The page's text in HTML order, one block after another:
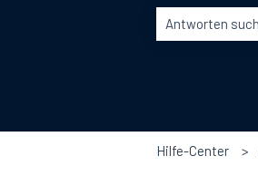
Hilfe-Center